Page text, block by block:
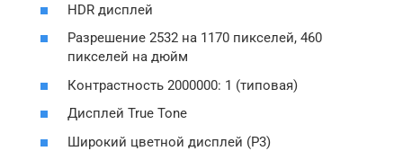
HDR дисплей
Разрешение 2532 на 1170 пикселей, 460
пикселей на дюйм
Контрастность 2000000: 1 (типовая)
Дисплей True Tone
Широкий цветной дисплей (P3)